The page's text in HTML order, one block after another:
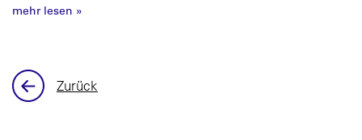
mehr lesen »
Zurück